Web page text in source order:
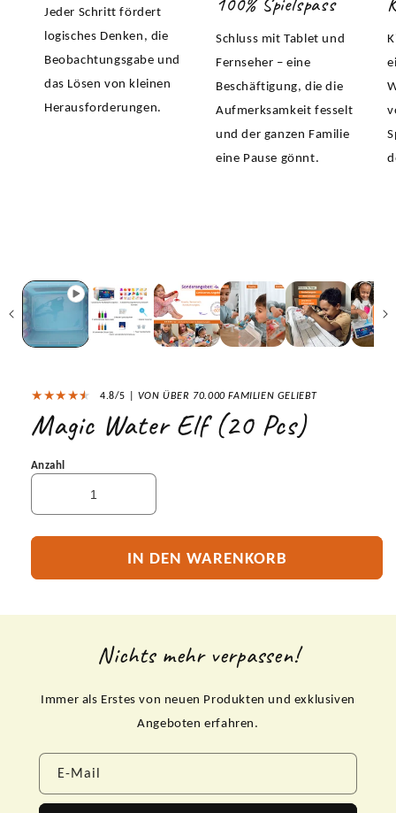
Jeder Schritt fördert
logisches Denken, die
Beobachtungsgabe und
das Lösen von kleinen
Herausforderungen.
Schluss mit Tablet und
Fernseher – eine
Beschäftigung, die die
Aufmerksamkeit fesselt
und der ganzen Familie
eine Pause gönnt.
★★★★★
★ 4.8/5 | VON ÜBER 70.000 FAMILIEN GELIEBT
Magic Water Elf (20 Pcs)
Anzahl
IN DEN WARENKORB
Nichts mehr verpassen!
Immer als Erstes von neuen Produkten und exklusiven
Angeboten erfahren.
E-Mail